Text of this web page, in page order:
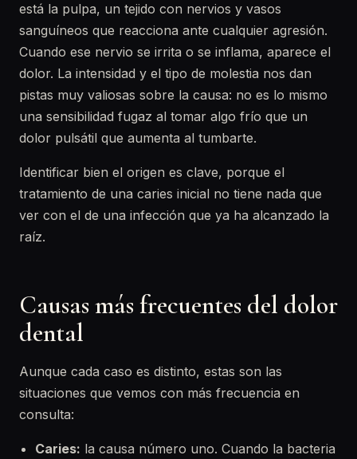
está la pulpa, un tejido con nervios y vasos
sanguíneos que reacciona ante cualquier agresión.
Cuando ese nervio se irrita o se inflama, aparece el
dolor. La intensidad y el tipo de molestia nos dan
pistas muy valiosas sobre la causa: no es lo mismo
una sensibilidad fugaz al tomar algo frío que un
dolor pulsátil que aumenta al tumbarte.
Identificar bien el origen es clave, porque el
tratamiento de una caries inicial no tiene nada que
ver con el de una infección que ya ha alcanzado la
raíz.
Causas más frecuentes del dolor
dental
Aunque cada caso es distinto, estas son las
situaciones que vemos con más frecuencia en
consulta:
Caries: la causa número uno. Cuando la bacteria